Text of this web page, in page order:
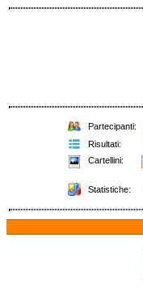
Partecipanti:
Risultati:
Cartellini:
Statistiche: